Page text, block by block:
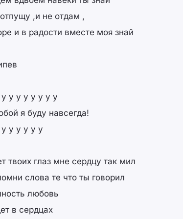
,и не отдам ,
и в радости вместе моя знай
у у у у у у у
я буду навсегда!
у у у у у
твоих глаз мне сердцу так мил
слова те что ты говорил
любовь
в сердцах